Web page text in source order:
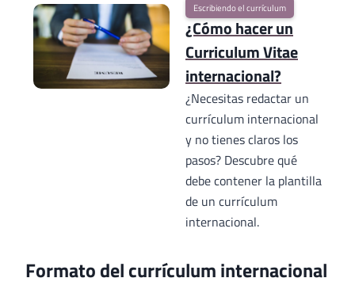
Escribiendo el currículum
¿Cómo hacer un
Curriculum Vitae
internacional?
¿Necesitas redactar un
currículum internacional
y no tienes claros los
pasos? Descubre qué
debe contener la plantilla
de un currículum
internacional.
Formato del currículum internacional